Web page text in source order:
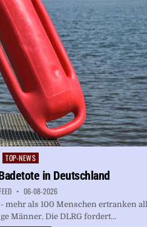
Posted
in
TOP-NEWS
in Deutschland
06-08-2026
mehr als 100 Menschen ertranken
Männer. Die DLRG fordert...